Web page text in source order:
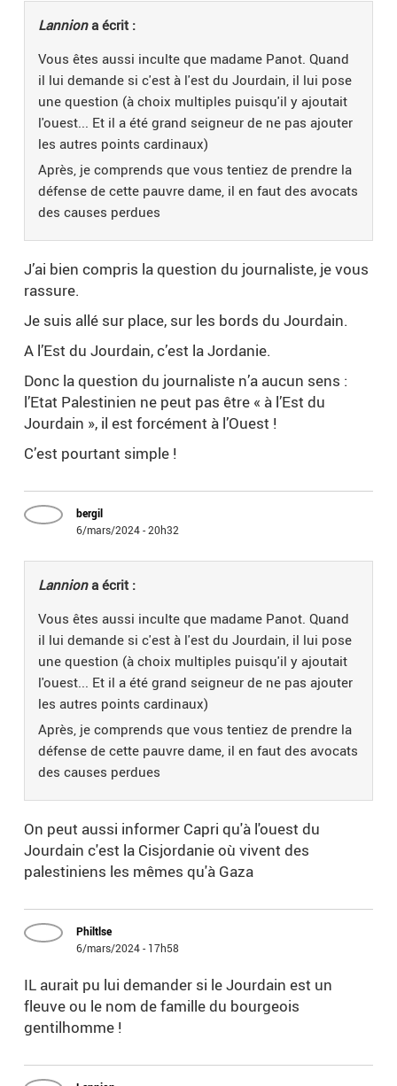
Lanniona écrit :
Vous êtes aussi inculte que madame Panot. Quand
il lui demande si c'est à l'est du Jourdain, il lui pose
une question (à choix multiples puisqu'il y ajoutait
l'ouest... Et il a été grand seigneur de ne pas ajouter
les autres points cardinaux)
Après, je comprends que vous tentiez de prendre la
défense de cette pauvre dame, il en faut des avocats
des causes perdues
J’ai bien compris la question du journaliste, je vous
rassure.
Je suis allé sur place, sur les bords du Jourdain.
A l’Est du Jourdain, c’est la Jordanie.
Donc la question du journaliste n’a aucun sens :
l’Etat Palestinien ne peut pas être « à l’Est du
Jourdain », il est forcément à l’Ouest !
C’est pourtant simple !
bergil
6/mars/2024 - 20h32
Lanniona écrit :
Vous êtes aussi inculte que madame Panot. Quand
il lui demande si c'est à l'est du Jourdain, il lui pose
une question (à choix multiples puisqu'il y ajoutait
l'ouest... Et il a été grand seigneur de ne pas ajouter
les autres points cardinaux)
Après, je comprends que vous tentiez de prendre la
défense de cette pauvre dame, il en faut des avocats
des causes perdues
On peut aussi informer Capri qu'à l'ouest du
Jourdain c'est la Cisjordanie où vivent des
palestiniens les mêmes qu'à Gaza
Philtlse
6/mars/2024 - 17h58
IL aurait pu lui demander si le Jourdain est un
fleuve ou le nom de famille du bourgeois
gentilhomme !